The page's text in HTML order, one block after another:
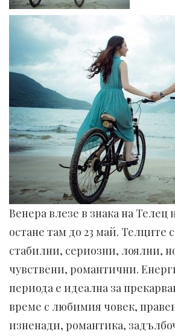
Венера влезе в знака на Телец
остане там до 23 май. Телците
стабилни, сериозни, лоялни,
чувствени, романтични.
периода е идеална за
време с любимия човек,
изненади, романтика,